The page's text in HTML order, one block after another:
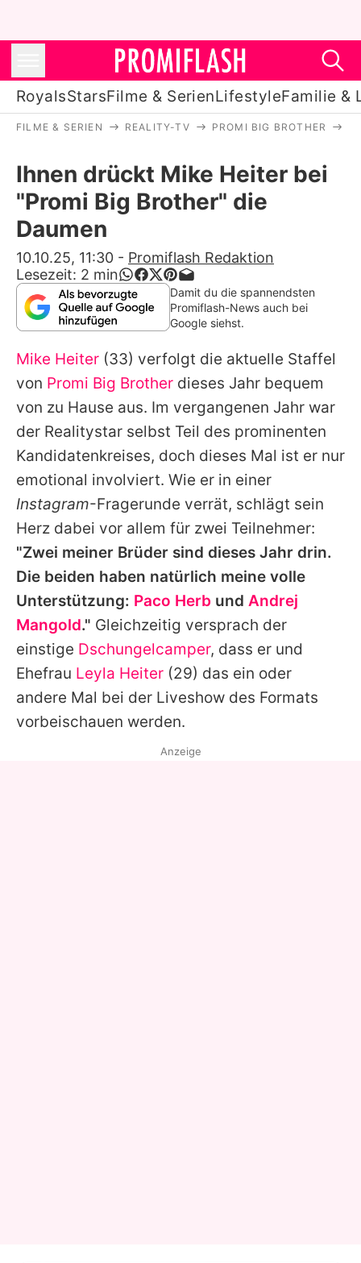
RoyalsStarsFilme & SerienLifestyleFamilie &
Stars
Filme & Serien
Lifestyle
Familie & Liebe
Promiflash Exklusiv
Alle Themen auf Promiflash
Jobs
App runterladen
Team
Redaktionelle Richtlinien
Impressum
Datenschutzerklärung
Nutzungsbedingungen
Utiq verwalten
FILME & SERIEN REALITY-TV PROMI BIG BROTHER
Ihnen drückt Mike Heiter bei
"Promi Big Brother" die
Daumen
10.10.25, 11:30 - Promiflash Redaktion
Lesezeit: 2 min
Damit du die spannendsten
Promiflash-News auch bei
Google siehst.
Mike Heiter (33) verfolgt die aktuelle Staffel
von Promi Big Brother dieses Jahr bequem
von zu Hause aus. Im vergangenen Jahr war
der Realitystar selbst Teil des prominenten
Kandidatenkreises, doch dieses Mal ist er nur
emotional involviert. Wie er in einer
Instagram-Fragerunde verrät, schlägt sein
Herz dabei vor allem für zwei Teilnehmer:
"Zwei meiner Brüder sind dieses Jahr drin.
Die beiden haben natürlich meine volle
Unterstützung: Paco Herb und Andrej
Mangold." Gleichzeitig versprach der
einstige Dschungelcamper, dass er und
Ehefrau Leyla Heiter (29) das ein oder
andere Mal bei der Liveshow des Formats
vorbeischauen werden.
Anzeige